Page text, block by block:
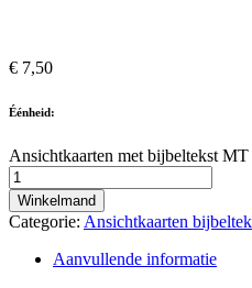
€ 7,50
Éénheid:
Ansichtkaarten met bijbeltekst MT
Winkelmand
Categorie: Ansichtkaarten
Aanvullende informatie